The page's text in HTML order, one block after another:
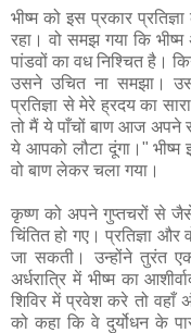
भीष्म को इस प्रकार
रहा। वो समझ गया कि
पांडवों का वध निश्चित है।
उसने उचित ना समझा।
प्रतिज्ञा से मेरे ह्रदय का
तो मैं ये पाँचों बाण आज अपने
ये आपको लौटा दूंगा।"
वो बाण लेकर चला गया।
कृष्ण को अपने गुप्तचरों से जैसे
चिंतित हो गए। प्रतिज्ञा और
जा सकती। उन्होंने तुरंत
अर्धरात्रि में भीष्म का
शिविर में प्रवेश करे तो वहाँ
को कहा कि वे दुर्योधन के